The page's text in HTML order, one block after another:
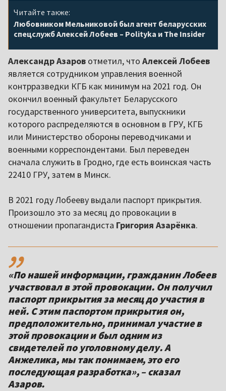
Читайте также:
Любовником Мельниковой был агент беларусских
спецслужб Алексей Лобеев – Polityka и The Insider
Александр Азаров отметил, что Алексей Лобеев
является сотрудником управления военной
контрразведки КГБ как минимум на 2021 год. Он
окончил военный факультет Беларусского
государственного университета, выпускники
которого распределяются в основном в ГРУ, КГБ
или Министерство обороны переводчиками и
военными корреспондентами. Был переведен
сначала служить в Гродно, где есть воинская часть
22410 ГРУ, затем в Минск.
В 2021 году Лобееву выдали паспорт прикрытия.
Произошло это за месяц до провокации в
отношении пропагандиста Григория Азарёнка.
,,
«По нашей информации, гражданин Лобеев
участвовал в этой провокации. Он получил
паспорт прикрытия за месяц до участия в
ней. С этим паспортом прикрытия он,
предположительно, принимал участие в
этой провокации и был одним из
свидетелей по уголовному делу. А
Анжелика, мы так понимаем, это его
последующая разработка», – сказал
Азаров.